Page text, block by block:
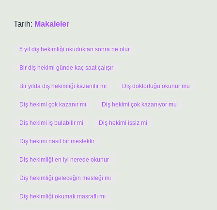
Tarih: Makaleler
5 yıl diş hekimliği okuduktan sonra ne olur
Bir diş hekimi günde kaç saat çalışır
Bir yılda diş hekimliği kazanılır mı Diş doktorluğu okunur mu
Diş hekimi çok kazanır mı Diş hekimi çok kazanıyor mu
Diş hekimi iş bulabilir mi Diş hekimi işsiz mi
Diş hekimi nasıl bir meslektir
Diş hekimliği en iyi nerede okunur
Diş hekimliği geleceğin mesleği mi
Diş hekimliği okumak masraflı mı